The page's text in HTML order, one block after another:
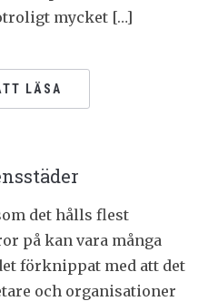
mycket […]
LÄSA
det hålls flest
på kan vara många
förknippat med att det
och organisationer